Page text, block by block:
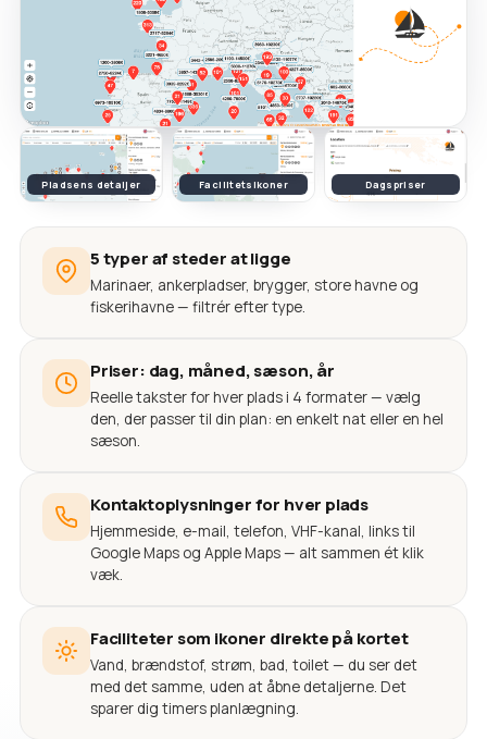
Pladsens detaljer Facilitetsikoner Dagspriser
5 typer af steder at ligge
Marinaer, ankerpladser, brygger, store havne og
fiskerihavne — filtrér efter type.
Priser: dag, måned, sæson, år
Reelle takster for hver plads i 4 formater — vælg
den, der passer til din plan: en enkelt nat eller en hel
sæson.
Kontaktoplysninger for hver plads
Hjemmeside, e-mail, telefon, VHF-kanal, links til
Google Maps og Apple Maps — alt sammen ét klik
væk.
Faciliteter som ikoner direkte på kortet
Vand, brændstof, strøm, bad, toilet — du ser det
med det samme, uden at åbne detaljerne. Det
sparer dig timers planlægning.